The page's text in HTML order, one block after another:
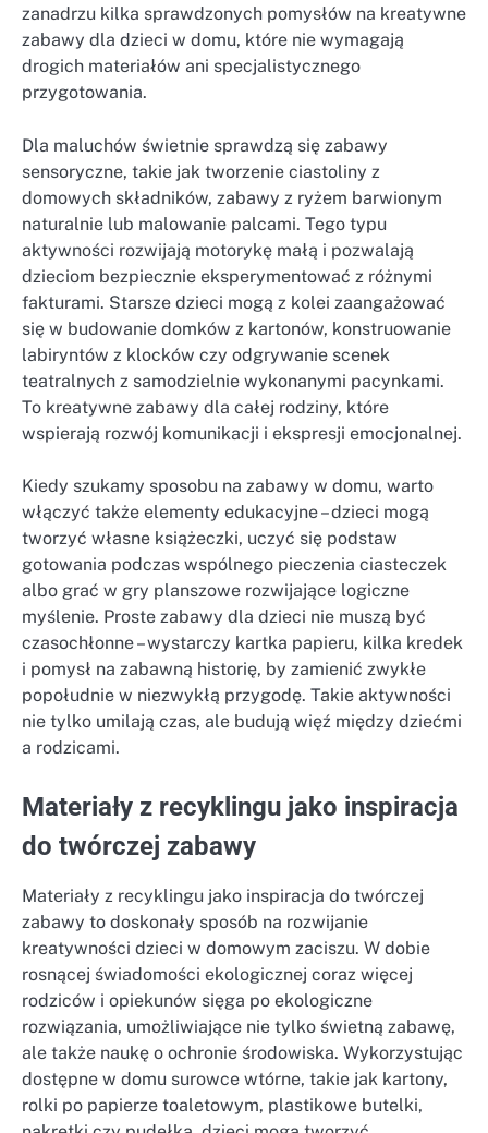
zanadrzu kilka sprawdzonych pomysłów na kreatywne
zabawy dla dzieci w domu, które nie wymagają
drogich materiałów ani specjalistycznego
przygotowania.
Dla maluchów świetnie sprawdzą się zabawy
sensoryczne, takie jak tworzenie ciastoliny z
domowych składników, zabawy z ryżem barwionym
naturalnie lub malowanie palcami. Tego typu
aktywności rozwijają motorykę małą i pozwalają
dzieciom bezpiecznie eksperymentować z różnymi
fakturami. Starsze dzieci mogą z kolei zaangażować
się w budowanie domków z kartonów, konstruowanie
labiryntów z klocków czy odgrywanie scenek
teatralnych z samodzielnie wykonanymi pacynkami.
To kreatywne zabawy dla całej rodziny, które
wspierają rozwój komunikacji i ekspresji emocjonalnej.
Kiedy szukamy sposobu na zabawy w domu, warto
włączyć także elementy edukacyjne – dzieci mogą
tworzyć własne książeczki, uczyć się podstaw
gotowania podczas wspólnego pieczenia ciasteczek
albo grać w gry planszowe rozwijające logiczne
myślenie. Proste zabawy dla dzieci nie muszą być
czasochłonne – wystarczy kartka papieru, kilka kredek
i pomysł na zabawną historię, by zamienić zwykłe
popołudnie w niezwykłą przygodę. Takie aktywności
nie tylko umilają czas, ale budują więź między dziećmi
a rodzicami.
Materiały z recyklingu jako inspiracja
do twórczej zabawy
Materiały z recyklingu jako inspiracja do twórczej
zabawy to doskonały sposób na rozwijanie
kreatywności dzieci w domowym zaciszu. W dobie
rosnącej świadomości ekologicznej coraz więcej
rodziców i opiekunów sięga po ekologiczne
rozwiązania, umożliwiające nie tylko świetną zabawę,
ale także naukę o ochronie środowiska. Wykorzystując
dostępne w domu surowce wtórne, takie jak kartony,
rolki po papierze toaletowym, plastikowe butelki,